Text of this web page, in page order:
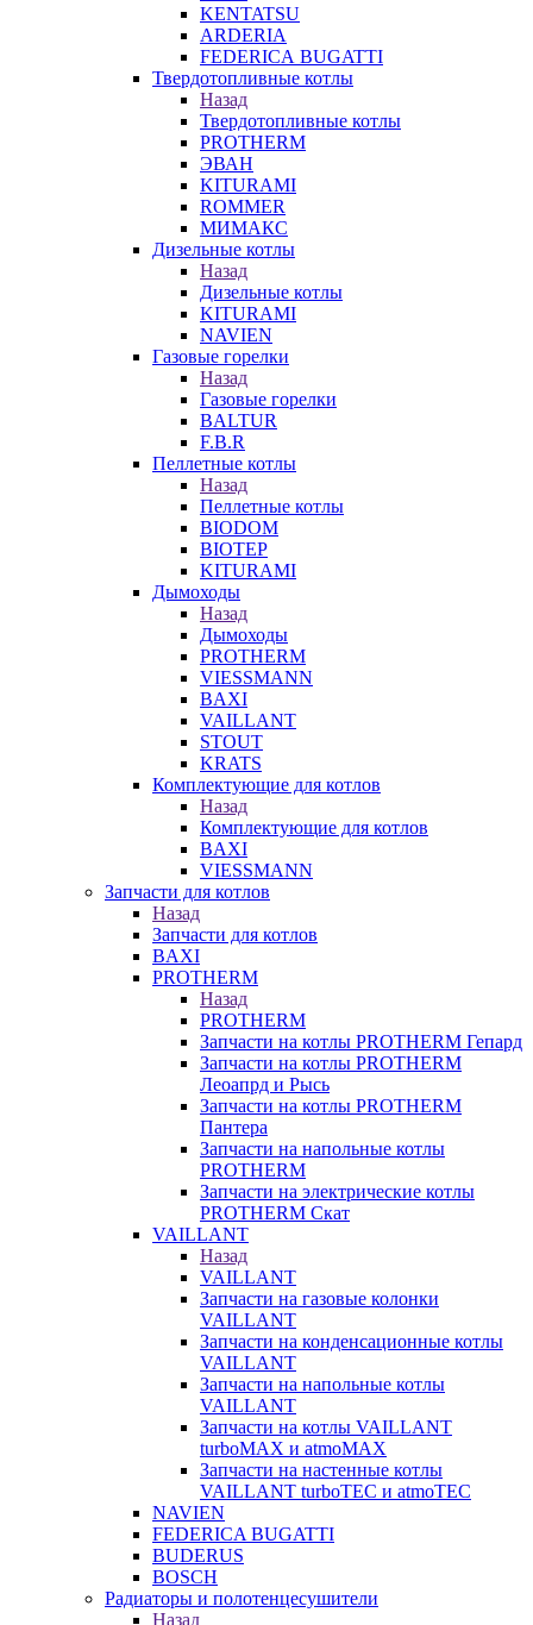
KENTATSU
ARDERIA
FEDERICА BUGATTI
Твердотопливные котлы
Назад
Твердотопливные котлы
PROTHERM
ЭВАН
KITURAMI
ROMMER
МИМАКС
Дизельные котлы
Назад
Дизельные котлы
KITURAMI
NAVIEN
Газовые горелки
Назад
Газовые горелки
BALTUR
F.B.R
Пеллетные котлы
Назад
Пеллетные котлы
BIODOM
BIOTEP
KITURAMI
Дымоходы
Назад
Дымоходы
PROTHERM
VIESSMANN
BAXI
VAILLANT
STOUT
KRATS
Комплектующие для котлов
Назад
Комплектующие для котлов
BAXI
VIESSMANN
Запчасти для котлов
Назад
Запчасти для котлов
BAXI
PROTHERM
Назад
PROTHERM
Запчасти на котлы PROTHERM Гепард
Запчасти на котлы PROTHERM
Леоапрд и Рысь
Запчасти на котлы PROTHERM
Пантера
Запчасти на напольные котлы
PROTHERM
Запчасти на электрические котлы
PROTHERM Скат
VAILLANT
Назад
VAILLANT
Запчасти на газовые колонки
VAILLANT
Запчасти на конденсационные котлы
VAILLANT
Запчасти на напольные котлы
VAILLANT
Запчасти на котлы VAILLANT
turboMAX и atmoMAX
Запчасти на настенные котлы
VAILLANT turboTEC и atmoTEC
NAVIEN
FEDERICA BUGATTI
BUDERUS
BOSCH
Радиаторы и полотенцесушители
Назад